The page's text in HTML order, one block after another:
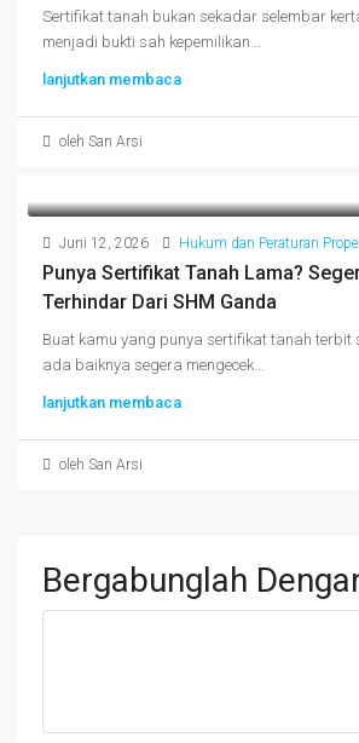
Sertifikat tanah bukan sekadar selembar
menjadi bukti sah kepemilikan...
lanjutkan membaca
oleh San Arsi
Juni 12, 2026 Hukum dan Peraturan
Punya Sertifikat Tanah Lama?
Terhindar Dari SHM Ganda
Buat kamu yang punya sertifikat tanah terbit
ada baiknya segera mengecek...
lanjutkan membaca
oleh San Arsi
Bergabunglah